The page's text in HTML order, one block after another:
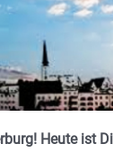
Heute ist